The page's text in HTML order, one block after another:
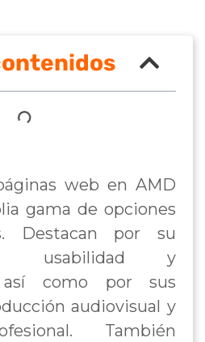
web en AMD
gama de opciones
Destacan por su
usabilidad y
así como por sus
audiovisual y
También